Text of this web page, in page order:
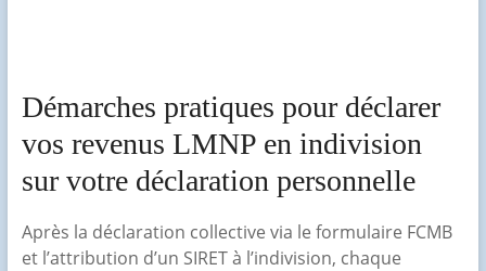
Démarches pratiques pour déclarer
vos revenus LMNP en indivision
sur votre déclaration personnelle
Après la déclaration collective via le formulaire FCMB
et l’attribution d’un SIRET à l’indivision, chaque